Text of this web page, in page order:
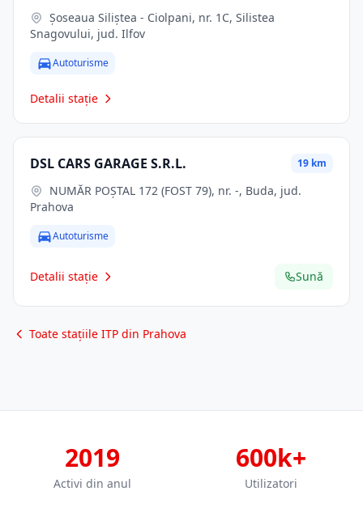
Snagovului, jud. Ilfov
Autoturisme
Detalii stație
DSL CARS GARAGE S.R.L. 19 km
Prahova
Autoturisme
Detalii stație Sună
Toate stațiile ITP din Prahova
2019
Activi din anul
600k+
Utilizatori